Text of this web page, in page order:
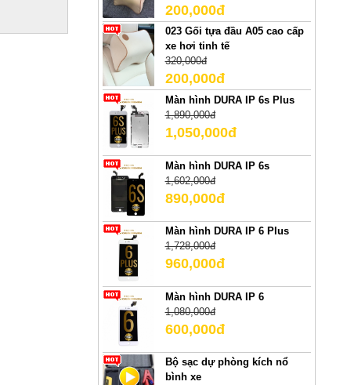
200,000đ
023 Gối tựa đầu A05 cao cấp
xe hơi tinh tế
320,000đ
200,000đ
Màn hình DURA IP 6s Plus
1,890,000đ
1,050,000đ
Màn hình DURA IP 6s
1,602,000đ
890,000đ
Màn hình DURA IP 6 Plus
1,728,000đ
960,000đ
Màn hình DURA IP 6
1,080,000đ
600,000đ
Bộ sạc dự phòng kích nổ
bình xe